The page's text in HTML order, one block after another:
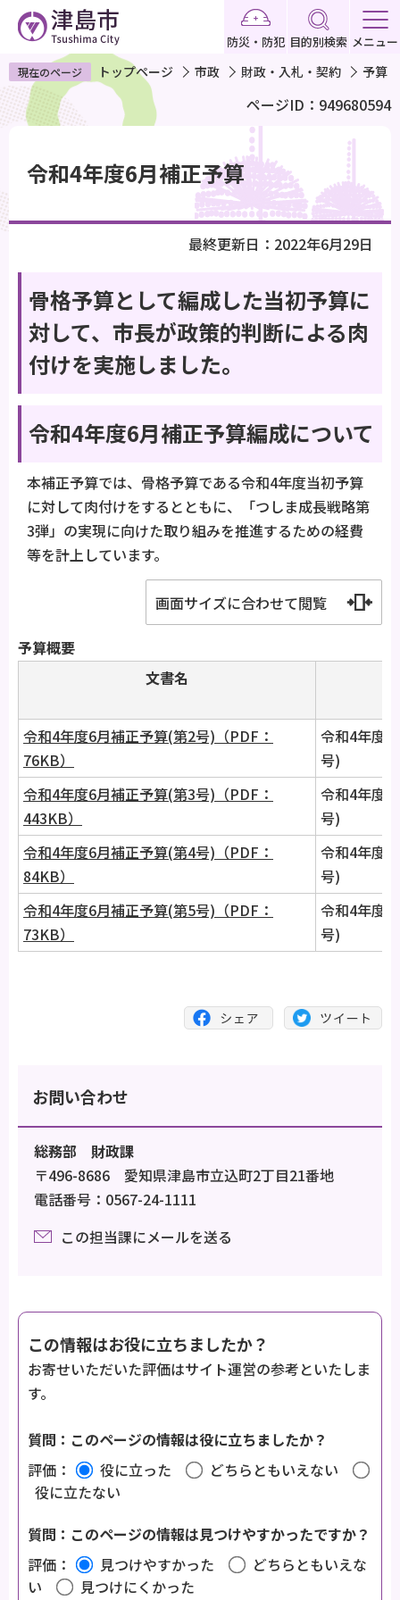
ペ
ー
ジ
で
す
防災・防犯 目的別検索 メニュー
現在のページ トップページ 市政 財政・入札・契約 予算
ページID：949680594
令和4年度6月補正予算
最終更新日：2022年6月29日
骨格予算として編成した当初予算に
対して、市長が政策的判断による肉
付けを実施しました。
令和4年度6月補正予算編成について
本補正予算では、骨格予算である令和4年度当初予算
に対して肉付けをするとともに、「つしま成長戦略第
3弾」の実現に向けた取り組みを推進するための経費
等を計上しています。
画面サイズに合わせて閲覧
予算概要
文書名
令和4年度6月補正予算(第2号)（PDF：
76KB）
令和4年度6
号)
令和4年度6月補正予算(第3号)（PDF：
443KB）
令和4年度6
号)
令和4年度6月補正予算(第4号)（PDF：
84KB）
令和4年度6
号)
令和4年度6月補正予算(第5号)（PDF：
73KB）
令和4年度6
号)
お問い合わせ
総務部 財政課
〒496-8686 愛知県津島市立込町2丁目21番地
電話番号：0567-24-1111
この担当課にメールを送る
この情報はお役に立ちましたか？
お寄せいただいた評価はサイト運営の参考といたしま
す。
質問：このページの情報は役に立ちましたか？
評価：
役に立った
どちらともいえない
役に立たない
質問：このページの情報は見つけやすかったですか？
評価：
見つけやすかった
どちらともいえな
い
見つけにくかった